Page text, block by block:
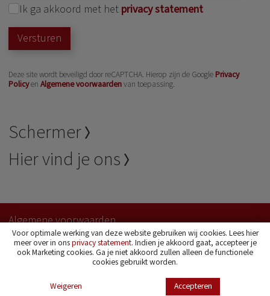
Voor optimale werking van deze website gebruiken wij cookies. Lees hier
meer over in onsprivacy statement. Indien je akkoord gaat, accepteer je
ook Marketing cookies. Ga je niet akkoord zullen alleen de functionele
cookies gebruikt worden.
Accepteren
Weigeren
Ik ga akkoord met het privacy statement
Versturen
Deze site wordt beveiligd door reCAPTCHA. Hierop zijn de Google Privacy
Policyen Algemene voorwaardenvan toepassing.
Schermer
Hier vind je ons
Algemene voorwaarden
Sitemap
Volg ons: